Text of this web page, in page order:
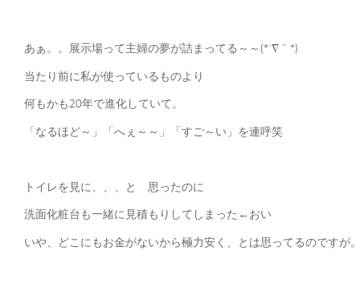
あぁ。。展示場って主婦の夢が詰まってる～～(*´∇｀*)
当たり前に私が使っているものより
何もかも20年で進化していて。
「なるほど～」「へぇ～～」「すご～い」を連呼笑
トイレを見に、、、と 思ったのに
洗面化粧台も一緒に見積もりしてしまった←おい
いや、どこにもお金がないから極力安く、とは思ってるのですが